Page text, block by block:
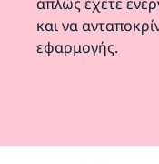
και να
εφαρμογής.